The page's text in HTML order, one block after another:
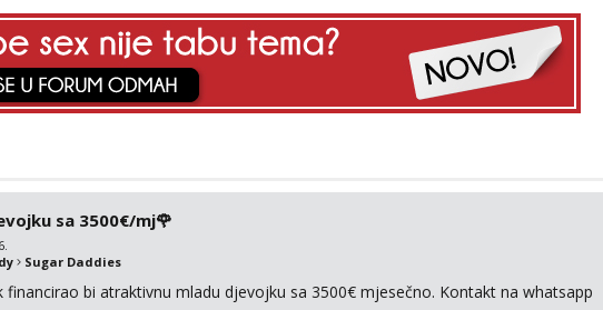
sa 3500€/mj🌹
Sugar Daddies
financirao bi atraktivnu mladu djevojku sa 3500€ mjesečno. Kontakt na whatsapp